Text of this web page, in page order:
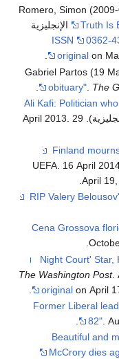
Romero, Simon
Truth Is
(in الإنجليزية
ISSN 0362-
original on
.
Gabriel Partos (19
obituary" The
"Ali Kafi: Politician
UEFA. 16 April
April
.
"Cena Grossova
The Washington Post.
original on April
"Former Liberal
82" .
'Beautiful and
McCrory dies